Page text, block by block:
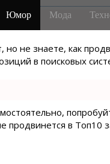
но не знаете, как
в поисковых
продвинется в Топ10
Юмор Мода